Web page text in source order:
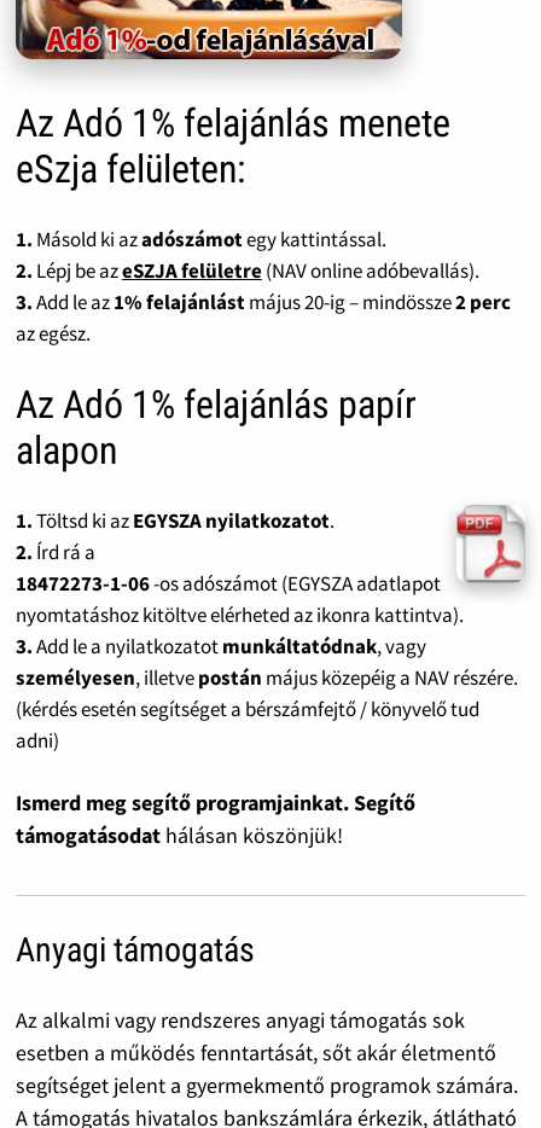
Az Adó 1% felajánlás menete
eSzja felületen:
1. Másold ki azadószámotegy kattintással.
2. Lépj be azeSZJA felületre(NAV online adóbevallás).
3.Add le az1% felajánlástmájus 20-ig – mindössze2 perc
az egész.
Az Adó 1% felajánlás papír
alapon
1.Töltsd ki azEGYSZA nyilatkozatot.
2. Írd rá a
18472273-1-06-os adószámot (EGYSZA adatlapot
nyomtatáshoz kitöltve elérheted az ikonra kattintva).
3.Add le a nyilatkozatotmunkáltatódnak, vagy
személyesen, illetvepostán május közepéig a NAV részére.
(kérdés esetén segítséget a bérszámfejtő / könyvelő tud
adni)
Ismerd meg segítő programjainkat. Segítő
támogatásodat hálásan köszönjük!
Anyagi támogatás
Az alkalmi vagy rendszeres anyagi támogatás sok
esetben a működés fenntartását, sőt akár életmentő
segítséget jelent a gyermekmentő programok számára.
A támogatás hivatalos bankszámlára érkezik, átlátható